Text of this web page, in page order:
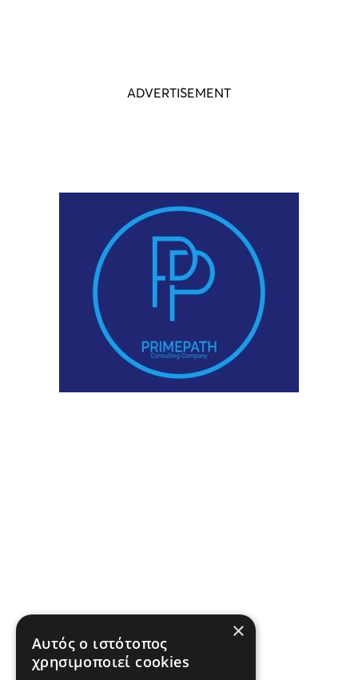
×
Αυτός ο ιστότοπος
χρησιμοποιεί cookies